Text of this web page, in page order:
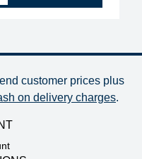
customer prices plus
on delivery charges.